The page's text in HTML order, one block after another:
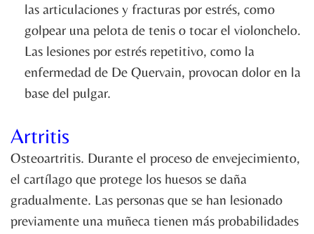
las articulaciones y fracturas por estrés, como
golpear una pelota de tenis o tocar el violonchelo.
Las lesiones por estrés repetitivo, como la
enfermedad de De Quervain, provocan dolor en la
base del pulgar.
Artritis
Osteoartritis. Durante el proceso de envejecimiento,
el cartílago que protege los huesos se daña
gradualmente. Las personas que se han lesionado
previamente una muñeca tienen más probabilidades